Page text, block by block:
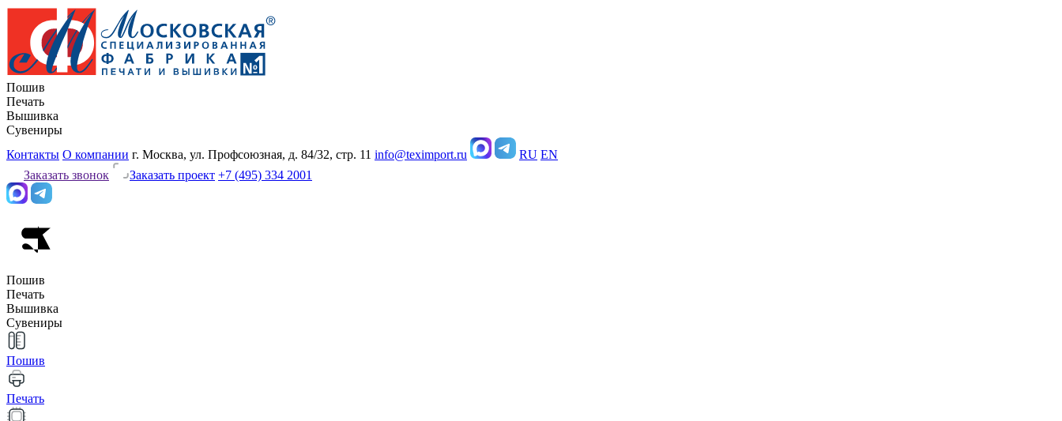
Пошив
Печать
Вышивка
Сувениры
Контакты О компании г. Москва, ул. Профсоюзная, д. 84/32, стр. 11 info@teximport.ru RU EN
Заказать звонок
Заказать проект +7 (495) 334 2001
Пошив
Печать
Вышивка
Сувениры
Пошив
Печать